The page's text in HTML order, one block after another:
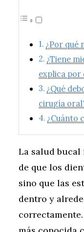
¿Por qué
¿Tiene
explica por
¿Qué
cirugía
¿Cuánto
La salud
de que los
sino que las
dentro y